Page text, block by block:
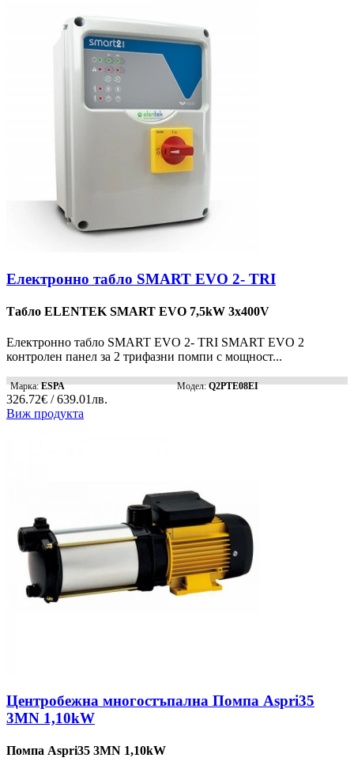
Електронно табло SMART EVO 2- TRI
Табло ELENTEK SMART EVO 7,5kW 3x400V
Електронно табло SMART EVO 2- TRI SMART EVO 2
контролен панел за 2 трифазни помпи с мощност...
Марка:ESPA Модел:Q2PTE08EI
326.72€ / 639.01лв.
Виж продукта
Центробежна многостъпална Помпа Aspri35
3MN 1,10kW
Помпа Aspri35 3MN 1,10kW